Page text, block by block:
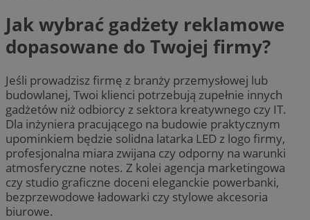
Jak wybrać gadżety reklamowe
dopasowane do Twojej firmy?
Jeśli prowadzisz firmę z branży przemysłowej lub
budowlanej, Twoi klienci potrzebują zupełnie innych
gadżetów niż odbiorcy z sektora kreatywnego czy IT.
Dla inżyniera pracującego na budowie praktycznym
upominkiem będzie solidna latarka LED z logo firmy,
profesjonalna miara zwijana czy odporny na warunki
atmosferyczne notes. Z kolei agencja marketingowa
czy studio graficzne doceni eleganckie powerbanki,
bezprzewodowe ładowarki czy stylowe akcesoria
biurowe.